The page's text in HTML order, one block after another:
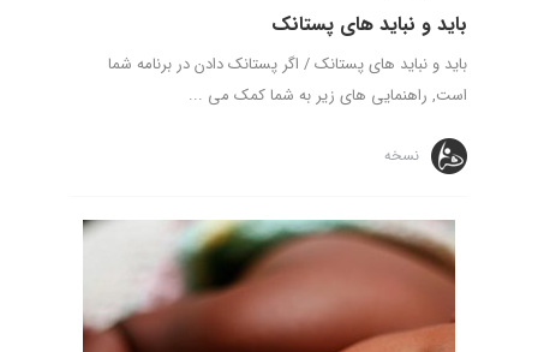
باید و نباید های پستانک
باید و نباید های پستانک / اگر پستانک دادن در برنامه شما
است, راهنمایی های زیر به شما کمک می ...
نسخه